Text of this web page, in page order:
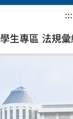
:::
學生專區 法規